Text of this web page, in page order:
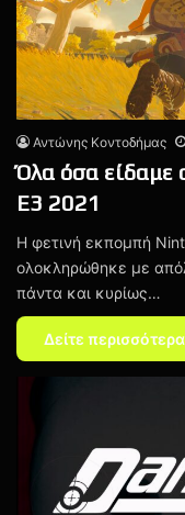
Αντώνης Κοντοδήμας
Όλα όσα είδαμε
E3 2021
Η φετινή εκπομπή
ολοκληρώθηκε με
πάντα και κυρίως…
Δείτε